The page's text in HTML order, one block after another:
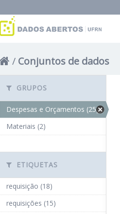
Conjuntos de dados
GRUPOS
Despesas e Orçamentos (25)
Materiais (2)
ETIQUETAS
requisição (18)
requisições (15)